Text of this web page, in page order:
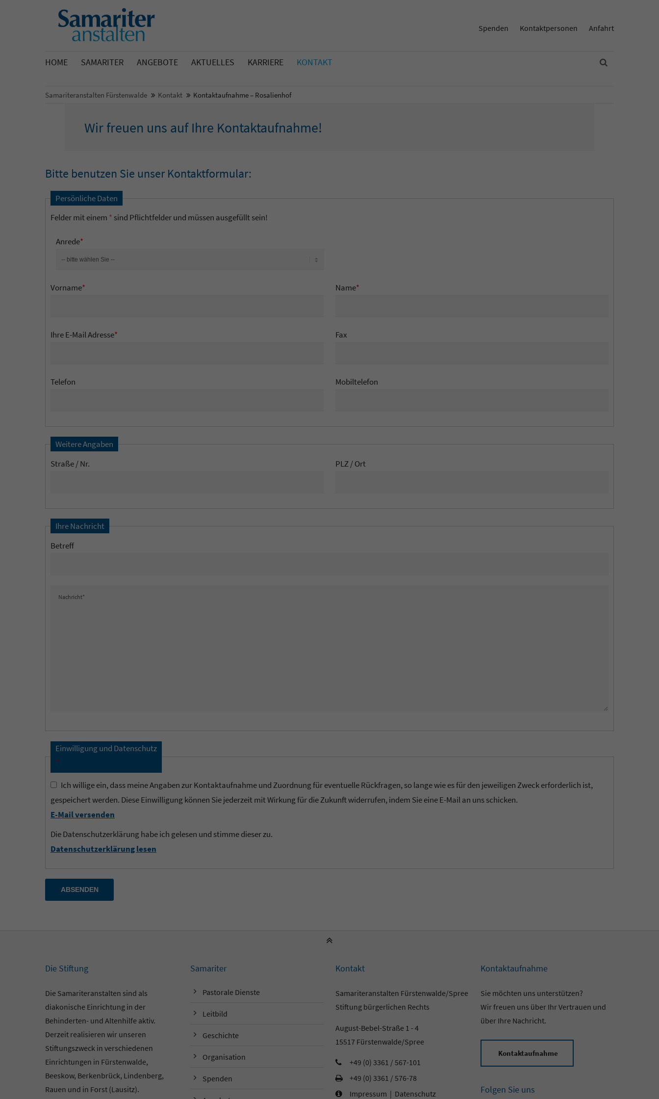
HOME SAMARITER ANGEBOTE AKTUELLES KARRIERE KONTAKT
Spenden Kontaktpersonen Anfahrt
Samariteranstalten Fürstenwalde Kontakt Kontaktaufnahme – Rosalienhof
Wir freuen uns auf Ihre Kontaktaufnahme!
Bitte benutzen Sie unser Kontaktformular:
Persönliche Daten
Felder mit einem * sind Pflichtfelder und müssen ausgefüllt sein!
Anrede*
Vorname* Name*
Ihre E-Mail Adresse* Fax
Telefon Mobiltelefon
Weitere Angaben
Straße / Nr.
PLZ / Ort
Ihre Nachricht
Betreff
Einwilligung und Datenschutz
*
Ich willige ein, dass meine Angaben zur Kontaktaufnahme und Zuordnung für eventuelle Rückfragen, so lange wie es für den jeweiligen Zweck erforderlich ist,
gespeichert werden. Diese Einwilligung können Sie jederzeit mit Wirkung für die Zukunft widerrufen, indem Sie eine E-Mail an uns schicken.
E-Mail versenden
Die Datenschutzerklärung habe ich gelesen und stimme dieser zu.
Datenschutzerklärung lesen
ABSENDEN
Die Stiftung
Die Samariteranstalten sind als
diakonische Einrichtung in der
Behinderten- und Altenhilfe aktiv.
Derzeit realisieren wir unseren
Stiftungszweck in verschiedenen
Einrichtungen in Fürstenwalde,
Beeskow, Berkenbrück, Lindenberg,
Rauen und in Forst (Lausitz).
Samariter
Pastorale Dienste
Leitbild
Geschichte
Organisation
Spenden
Kontakt
Samariteranstalten Fürstenwalde/Spree
Stiftung bürgerlichen Rechts
August-Bebel-Straße 1 - 4
15517 Fürstenwalde/Spree
+49 (0) 3361 / 567-101
+49 (0) 3361 / 576-78
Impressum | Datenschutz
Kontaktaufnahme
Sie möchten uns unterstützen?
Wir freuen uns über Ihr Vertrauen und
über Ihre Nachricht.
Kontaktaufnahme
Folgen Sie uns